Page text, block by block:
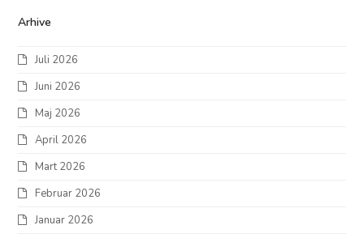
Arhive
Juli 2026
Juni 2026
Maj 2026
April 2026
Mart 2026
Februar 2026
Januar 2026